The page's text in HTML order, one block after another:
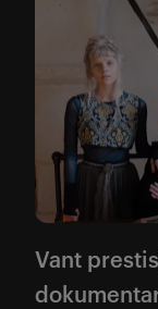
Vant